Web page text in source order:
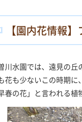
【園内花情報
川水園では、遠見の
花も少ないこの時期に
早春の花」と言われる